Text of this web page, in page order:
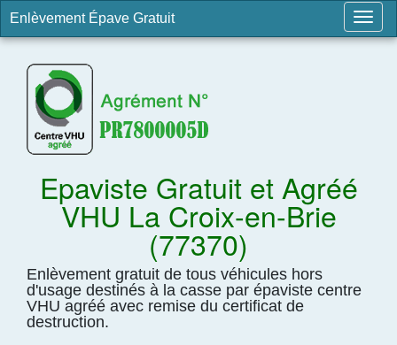
Enlèvement Épave Gratuit
Epaviste Gratuit et Agréé
VHU La Croix-en-Brie
(77370)
Enlèvement gratuit de tous véhicules hors
d'usage destinés à la casse par épaviste centre
VHU agréé avec remise du certificat de
destruction.